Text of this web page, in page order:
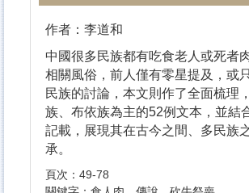
作者：李道和
中國很多民族都有吃食老人或死者
相關風俗，前人僅有零星提及，或
民族的討論，本文則作了全面梳理
族、布依族為主的52例文本，並結
記載，展現其在古今之間、多民族
承。
頁次：49-78